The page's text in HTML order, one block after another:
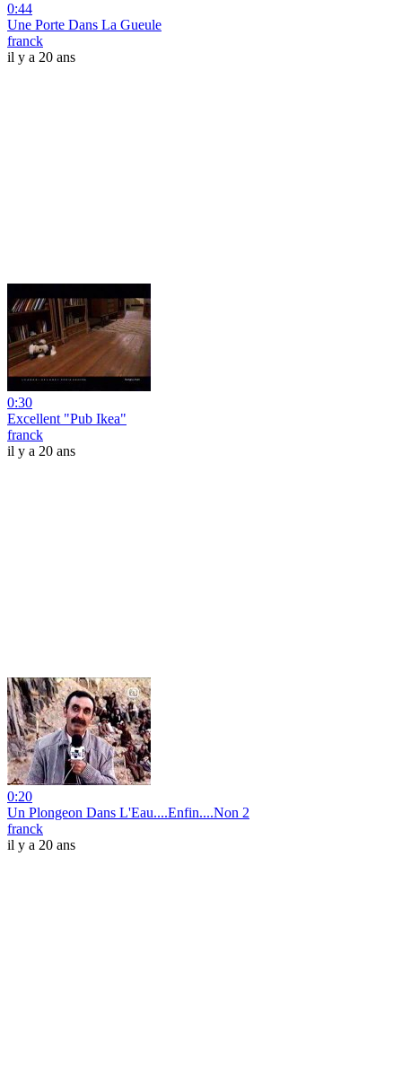
0:44
Une Porte Dans La Gueule
franck
il y a 20 ans
0:30
Excellent "Pub Ikea"
franck
il y a 20 ans
0:20
Un Plongeon Dans L'Eau....Enfin....Non 2
franck
il y a 20 ans